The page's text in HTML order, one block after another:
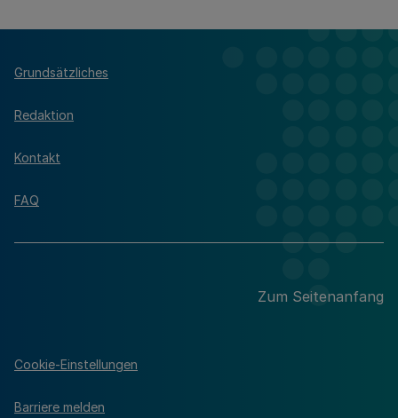
Grundsätzliches
Redaktion
Kontakt
FAQ
Zum Seitenanfang
Cookie-Einstellungen
Barriere melden